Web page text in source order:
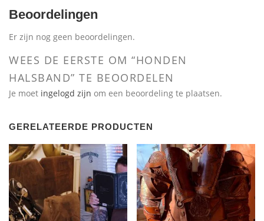
Beoordelingen
Er zijn nog geen beoordelingen.
WEES DE EERSTE OM “HONDEN
HALSBAND” TE BEOORDELEN
Je moet ingelogd zijn om een beoordeling te plaatsen.
GERELATEERDE PRODUCTEN